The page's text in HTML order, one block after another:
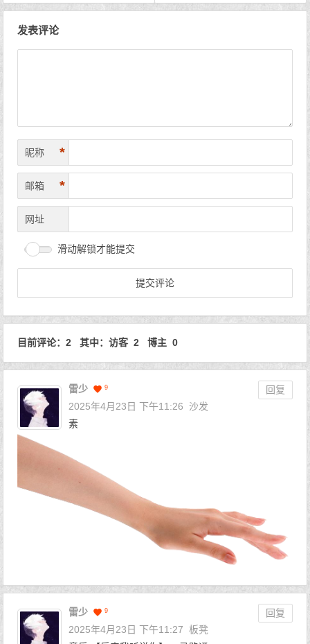
发表评论
昵称 *
邮箱 *
网址
滑动解锁才能提交
目前评论：2 其中：访客 2 博主 0
雷少 9
回复
2025年4月23日 下午11:26
沙发
素
雷少 9
回复
2025年4月23日 下午11:27 板凳